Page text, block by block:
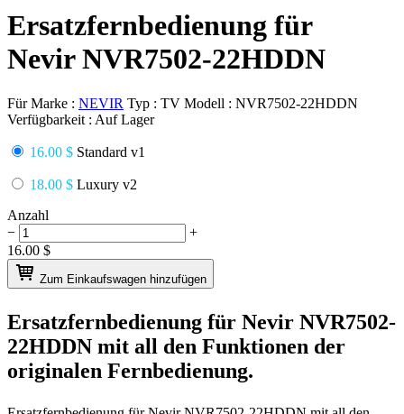
Ersatzfernbedienung für
Nevir NVR7502-22HDDN
Für Marke : NEVIR Typ : TV Modell : NVR7502-22HDDN
Verfügbarkeit : Auf Lager
16.00 $ Standard v1
18.00 $ Luxury v2
Anzahl
−
+
16.00 $
Zum Einkaufswagen hinzufügen
Ersatzfernbedienung für Nevir NVR7502-
22HDDN mit all den Funktionen der
originalen Fernbedienung.